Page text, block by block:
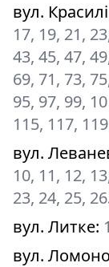
вул.
17, 19, 21,
43, 45, 47,
69, 71, 73,
95, 97, 99,
115, 117,
вул.
10, 11, 12,
23, 24, 25, 26
вул. Литке:
вул.